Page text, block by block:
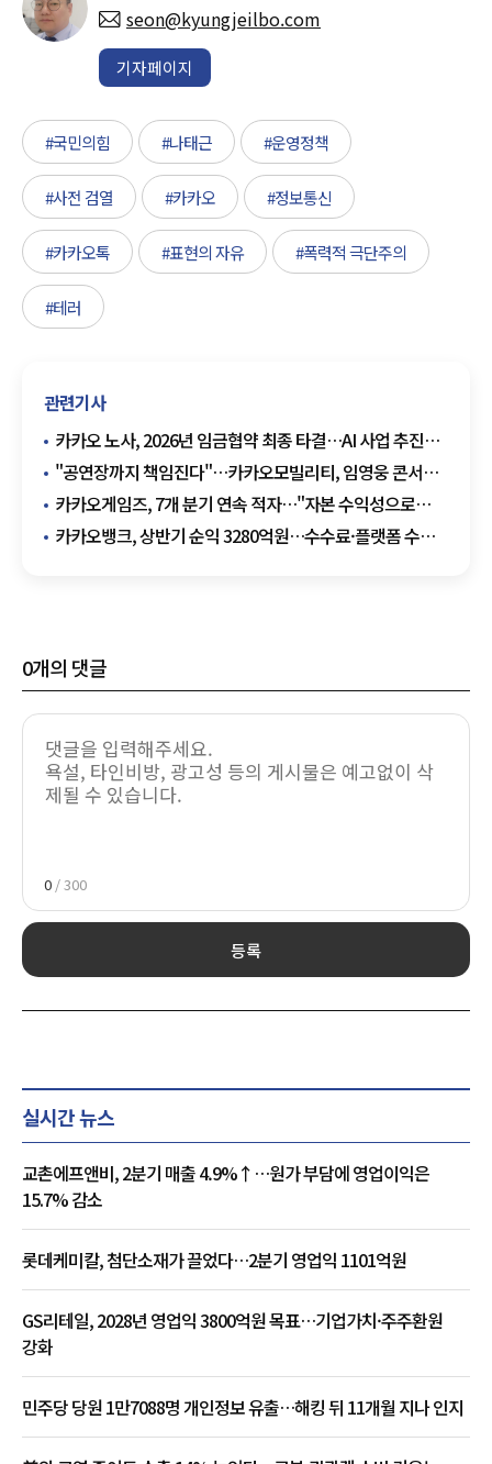
seon@kyungjeilbo.com
기자페이지
#국민의힘 #나태근 #운영정책
#사전 검열 #카카오 #정보통신
#카카오톡 #표현의 자유 #폭력적 극단주의
#테러
관련기사
카카오 노사, 2026년 임금협약 최종 타결…AI 사업 추진
'청신호'
"공연장까지 책임진다"…카카오모빌리티, 임영웅 콘서트
39개 노선 운영
카카오게임즈, 7개 분기 연속 적자…"자본 수익성으로
프로젝트 골라낸다"
카카오뱅크, 상반기 순익 3280억원…수수료·플랫폼 수익
0개의 댓글
0 / 300
등록
실시간 뉴스
교촌에프앤비, 2분기 매출 4.9%↑…원가 부담에 영업이익은
15.7% 감소
롯데케미칼, 첨단소재가 끌었다…2분기 영업익 1101억원
GS리테일, 2028년 영업익 3800억원 목표…기업가치·주주환원
강화
민주당 당원 1만7088명 개인정보 유출…해킹 뒤 11개월 지나 인지